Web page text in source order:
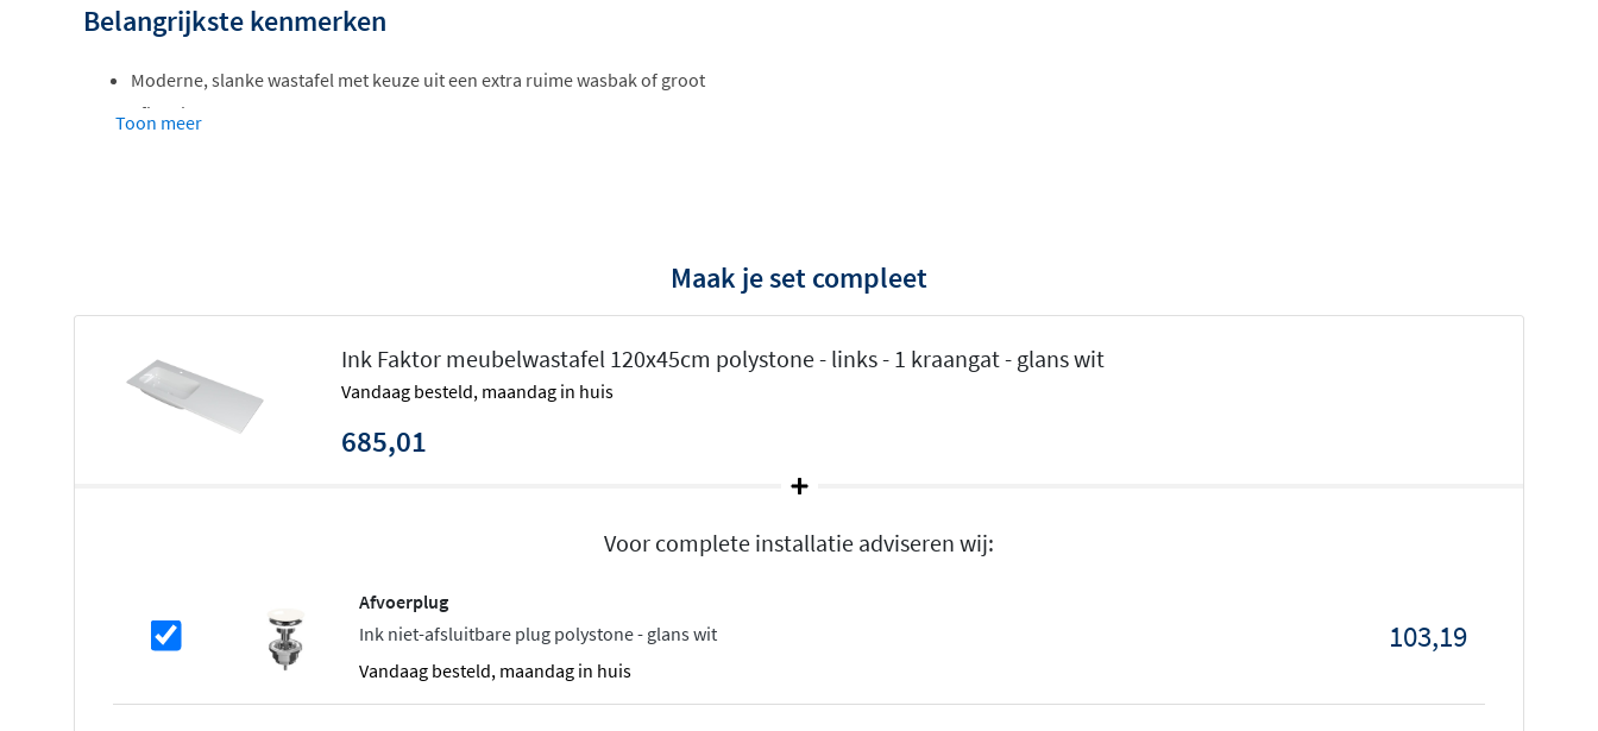
Belangrijkste kenmerken
Moderne, slanke wastafel met keuze uit een extra ruime wasbak of groot
aflegplateau
Breedtes van 80 tot 160 centimeter, met links- of rechtsgeplaatste wasbak bij
alle afmetingen behalve 80 cm
Niet vrijhangend, te combineren met alle INK onderkasten
Exclusief afvoerplug, onderkast en kranen
Gemaakt van hoogwaardig polystone
warmer aanvoelt dan keramiek. Het bestaat uit minerale vulstoffen met een sterke
schoon te houden. Vlekken verwijder je moeiteloos met water en een mild
reinigingsmiddel. Vermijd agressieve chemicaliën zoals bleek, aceton of haarverf
om verkleuring of schade te voorkomen. De wastafel is verkrijgbaar in mat wit en
Toon meer
Maak je set compleet
Ink Faktor meubelwastafel 120x45cm polystone - links - 1 kraangat - glans wit
vandaag besteld, maandag in huis
685,01
Voor complete installatie adviseren wij:
Afvoerplug
Ink niet-afsluitbare plug polystone - glans wit
vandaag besteld, maandag in huis
103,19